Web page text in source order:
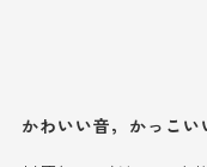
かわいい音，かっこい